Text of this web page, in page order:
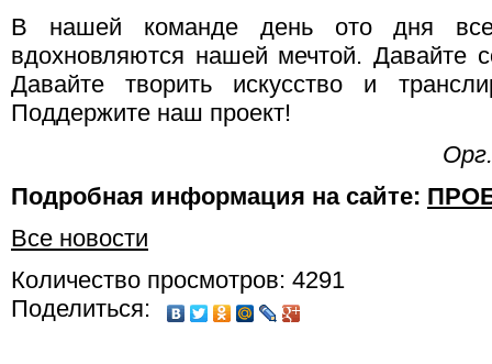
В нашей команде день ото дня
вдохновляются нашей мечтой. Давайте
Давайте творить искусство и
Поддержите наш проект!
Подробная информация на сайте:
Все новости
Количество просмотров: 4291
Поделиться: